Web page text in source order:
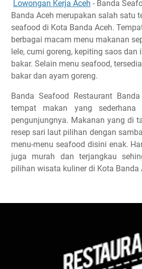
Lowongan Kerja Aceh - Banda
Banda Aceh merupakan salah satu
seafood di Kota Banda Aceh.
berbagai macam menu makanan
lele, cumi goreng, kepiting saos dan
bakar. Selain menu seafood,
bakar dan ayam goreng.
Banda Seafood Restaurant
tempat makan yang
pengunjungnya. Makanan yang di
resep sari laut pilihan dengan
menu-menu seafood disini enak.
juga murah dan terjangkau
pilihan wisata kuliner di Kota Banda